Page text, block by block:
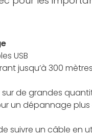
USB
jusqu’à 300
sur de grandes
un dépannage
suivre un câble en